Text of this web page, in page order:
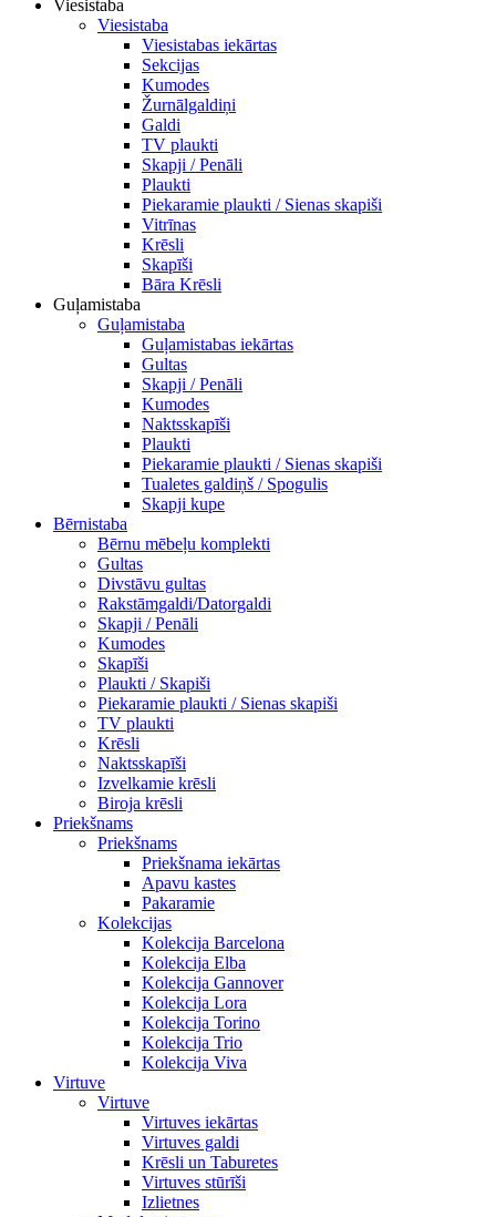
Viesistaba
Viesistaba
Viesistabas iekārtas
Sekcijas
Kumodes
Žurnālgaldiņi
Galdi
TV plaukti
Skapji / Penāli
Plaukti
Piekaramie plaukti / Sienas skapiši
Vitrīnas
Krēsli
Skapīši
Bāra Krēsli
Guļamistaba
Guļamistaba
Guļamistabas iekārtas
Gultas
Skapji / Penāli
Kumodes
Naktsskapīši
Plaukti
Piekaramie plaukti / Sienas skapiši
Tualetes galdiņš / Spogulis
Skapji kupe
Bērnistaba
Bērnu mēbeļu komplekti
Gultas
Divstāvu gultas
Rakstāmgaldi/Datorgaldi
Skapji / Penāli
Kumodes
Skapīši
Plaukti / Skapiši
Piekaramie plaukti / Sienas skapiši
TV plaukti
Krēsli
Naktsskapīši
Izvelkamie krēsli
Biroja krēsli
Priekšnams
Priekšnams
Priekšnama iekārtas
Apavu kastes
Pakaramie
Kolekcijas
Kolekcija Barcelona
Kolekcija Elba
Kolekcija Gannover
Kolekcija Lora
Kolekcija Torino
Kolekcija Trio
Kolekcija Viva
Virtuve
Virtuve
Virtuves iekārtas
Virtuves galdi
Krēsli un Taburetes
Virtuves stūrīši
Izlietnes